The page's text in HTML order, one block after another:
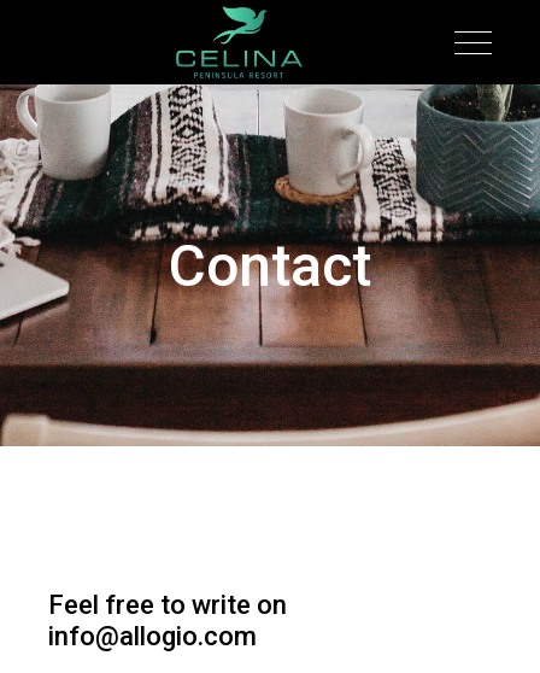
Contact
Feel free to write on
info@allogio.com